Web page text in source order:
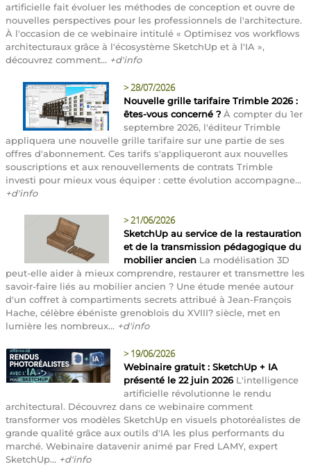
artificielle fait évoluer les méthodes de conception et ouvre de
nouvelles perspectives pour les professionnels de l'architecture.
À l'occasion de ce webinaire intitulé « Optimisez vos workflows
architecturaux grâce à l'écosystème SketchUp et à l'IA »,
découvrez comment... +d'info
>28/07/2026
Nouvelle grille tarifaire Trimble 2026 :
êtes-vous concerné ? À compter du 1er
septembre 2026, l'éditeur Trimble
appliquera une nouvelle grille tarifaire sur une partie de ses
offres d'abonnement. Ces tarifs s'appliqueront aux nouvelles
souscriptions et aux renouvellements de contrats Trimble
investi pour mieux vous équiper : cette évolution accompagne...
+d'info
>21/06/2026
SketchUp au service de la restauration
et de la transmission pédagogique du
mobilier ancien La modélisation 3D
peut-elle aider à mieux comprendre, restaurer et transmettre les
savoir-faire liés au mobilier ancien ? Une étude menée autour
d'un coffret à compartiments secrets attribué à Jean-François
Hache, célèbre ébéniste grenoblois du XVIII? siècle, met en
lumière les nombreux... +d'info
> 19/06/2026
Webinaire gratuit : SketchUp + IA
présenté le 22 juin 2026L'intelligence
artificielle révolutionne le rendu
architectural. Découvrez dans ce webinaire comment
transformer vos modèles SketchUp en visuels photoréalistes de
grande qualité grâce aux outils d'IA les plus performants du
marché. Webinaire datavenir animé par Fred LAMY, expert
SketchUp... +d'info